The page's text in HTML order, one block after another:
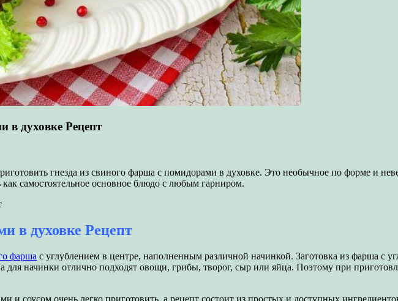
в духовке Рецепт
гнезда из свиного фарша с помидорами в духовке. Это необычное по форме и
самостоятельное основное блюдо с любым гарниром.
в духовке Рецепт
фарша с углублением в центре, наполненным различной начинкой. Заготовка из фарша с
для начинки отлично подходят овощи, грибы, творог, сыр или яйца. Поэтому при
и соусом очень легко приготовить, а рецепт состоит из простых и доступных